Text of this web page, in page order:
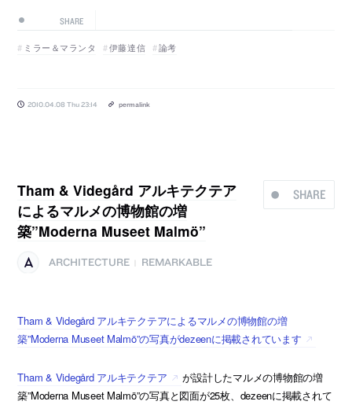
SHARE
ミラー＆マランタ 伊藤達信 論考
2010.04.08 Thu 23:14 permalink
SHARE
Tham & Videgård アルキテクテア
によるマルメの博物館の増
築”Moderna Museet Malmö”
ARCHITECTURE REMARKABLE
Tham & Videgård アルキテクテアによるマルメの博物館の増
築”Moderna Museet Malmö”の写真がdezeenに掲載されています
Tham & Videgård アルキテクテア
が設計したマルメの博物館の増
築”Moderna Museet Malmö”の写真と図面が25枚、dezeenに掲載されて